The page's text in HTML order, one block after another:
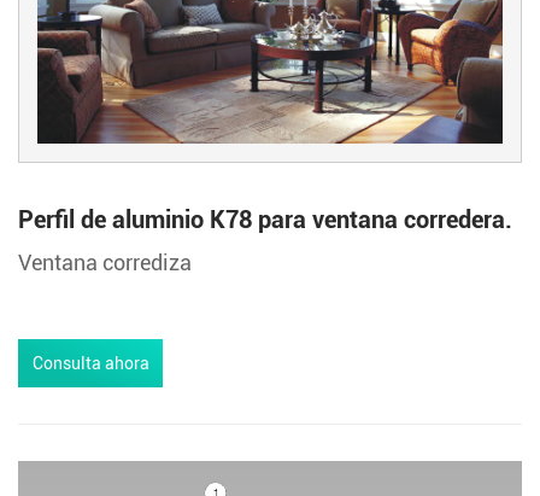
Perfil de aluminio K78 para ventana corredera.
Ventana corrediza
Consulta ahora